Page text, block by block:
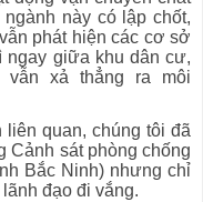
này có lập chốt,
phát hiện các cơ sở
ngay giữa khu dân cư,
xả thẳng ra môi
quan, chúng tôi đã
Cảnh sát phòng chống
Bắc Ninh) nhưng chỉ
đạo đi vắng.